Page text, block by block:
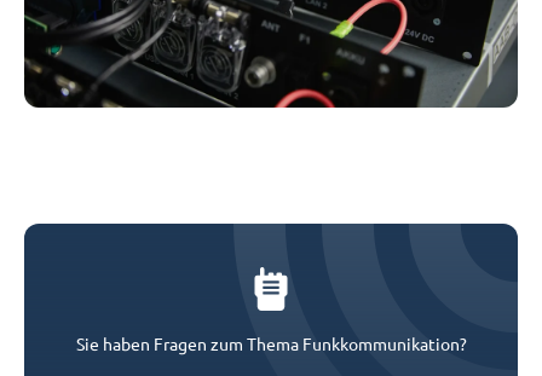
Sie haben Fragen zum Thema Funkkommunikation?